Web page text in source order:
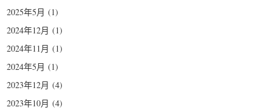
2025年5月 (1)
2024年12月 (1)
2024年11月 (1)
2024年5月 (1)
2023年12月 (4)
2023年10月 (4)